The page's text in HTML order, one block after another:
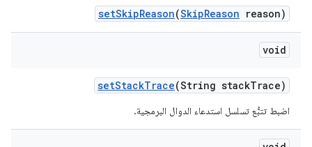
setSkipReason(SkipReason reason)
void
setStackTrace(String stackTrace)
اضبط تتبُّع تسلسل استدعاء الدوال البرمجية.